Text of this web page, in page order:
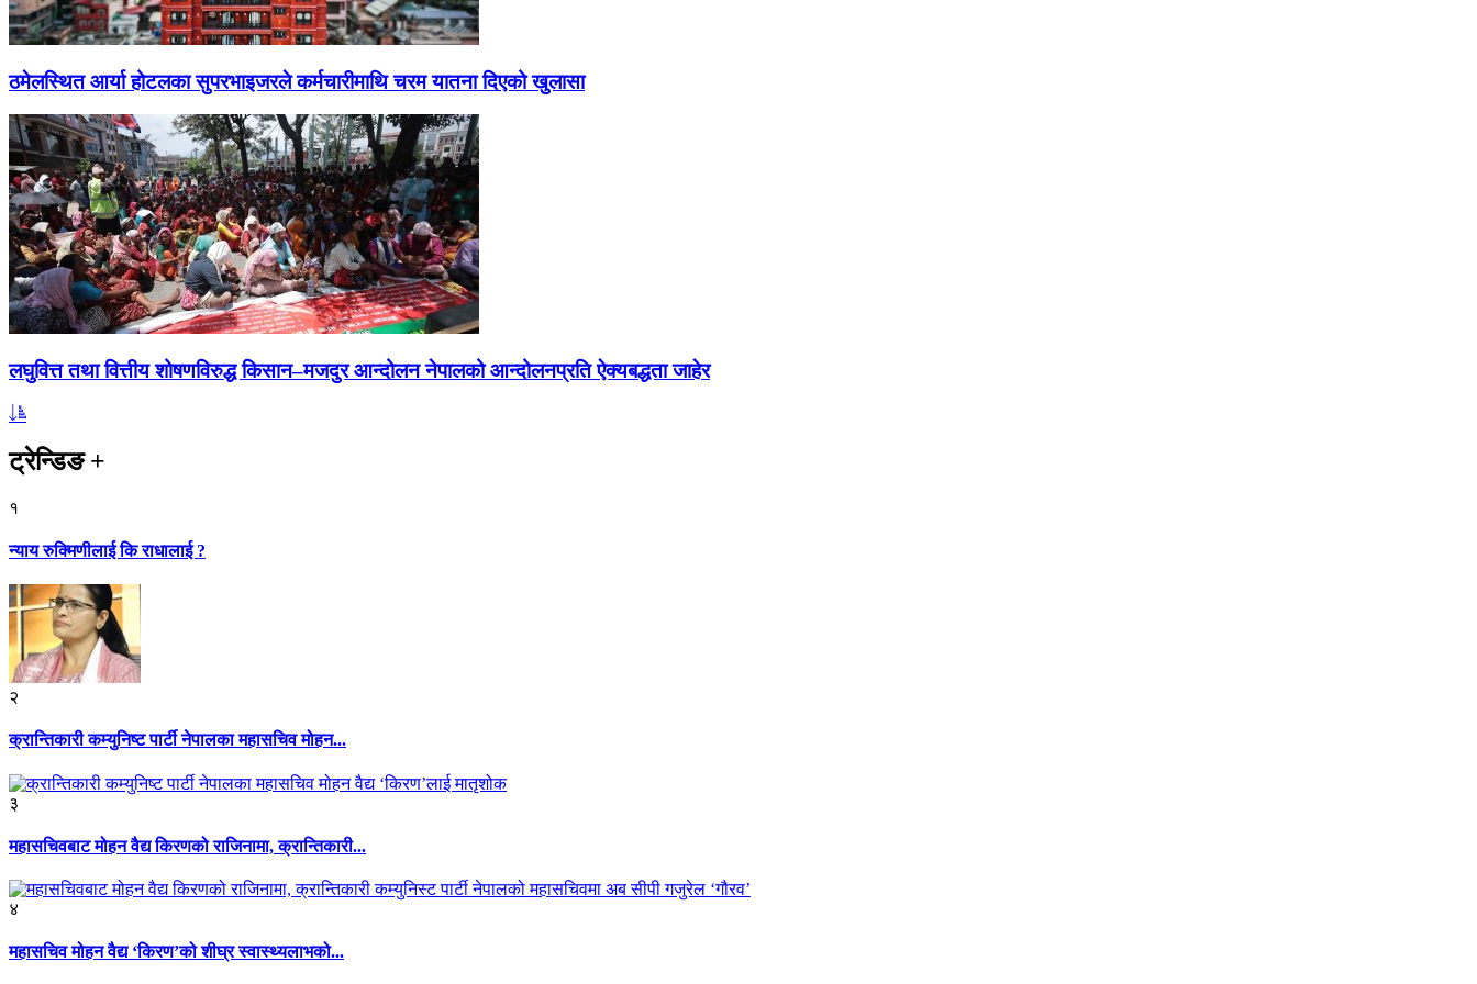
ठमेलस्थित आर्या होटलका सुपरभाइजरले कर्मचारीमाथि चरम यातना दिएको खुलासा
लघुवित्त तथा वित्तीय शोषणविरुद्ध किसान–मजदुर आन्दोलन नेपालको आन्दोलनप्रति ऐक्यबद्धता जाहेर
ट्रेन्डिङ+
१
न्याय रुक्मिणीलाई कि राधालाई ?
२
क्रान्तिकारी कम्युनिष्ट पार्टी नेपालका महासचिव मोहन...
३
महासचिवबाट मोहन वैद्य किरणको राजिनामा, क्रान्तिकारी...
४
महासचिव मोहन वैद्य ‘किरण’को शीघ्र स्वास्थ्यलाभको...